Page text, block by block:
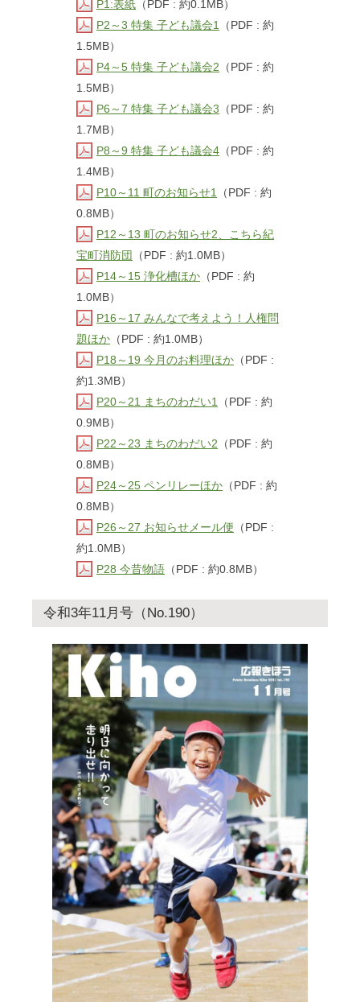
P1:表紙 （PDF : 約0.1MB）
P2～3 特集 子ども議会1 （PDF : 約
1.5MB）
P4～5 特集 子ども議会2 （PDF : 約
1.5MB）
P6～7 特集 子ども議会3 （PDF : 約
1.7MB）
P8～9 特集 子ども議会4 （PDF : 約
1.4MB）
P10～11 町のお知らせ1 （PDF : 約
0.8MB）
P12～13 町のお知らせ2、こちら紀
宝町消防団
（PDF : 約1.0MB）
P14～15 浄化槽ほか （PDF : 約
1.0MB）
P16～17 みんなで考えよう！人権問
題ほか （PDF : 約1.0MB）
P18～19 今月のお料理ほか （PDF :
約1.3MB）
P20～21 まちのわだい1 （PDF : 約
0.9MB）
P22～23 まちのわだい2 （PDF : 約
0.8MB）
P24～25 ペンリレーほか （PDF : 約
0.8MB）
P26～27 お知らせメール便 （PDF :
約1.0MB）
P28 今昔物語 （PDF : 約0.8MB）
令和3年11月号（No.190）